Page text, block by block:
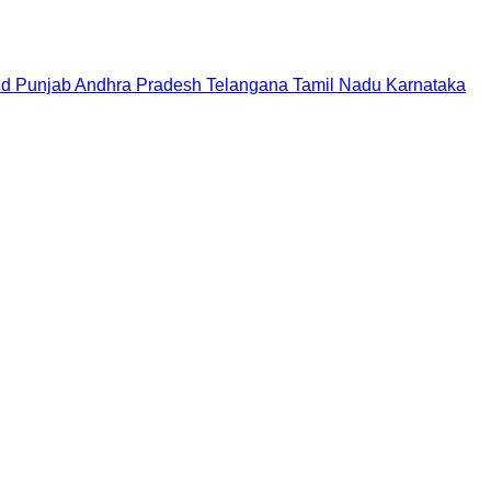
PunjabAndhra Pradesh Telangana Tamil Nadu Karnataka